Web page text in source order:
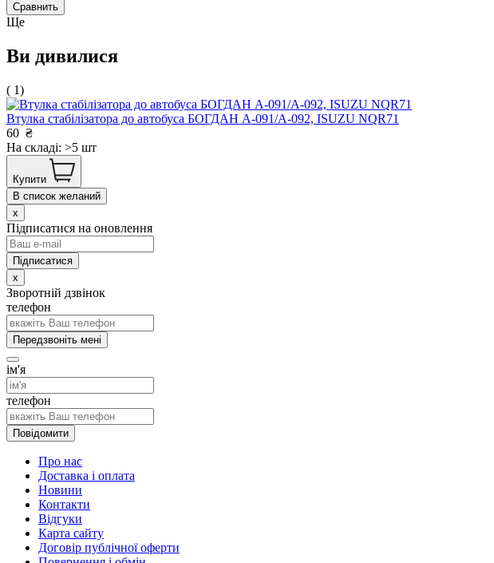
Сравнить
Ще
Ви дивилися
( 1)
Втулка стабілізатора до автобуса БОГДАН А-091/А-092, ISUZU NQR71
60 ₴
На складі: >5 шт
Купити
В список желаний
x
Підписатися на оновлення
x
Зворотній дзвінок
телефон
Передзвоніть мені
ім'я
телефон
Повідомити
Про нас
Доставка і оплата
Новини
Контакти
Відгуки
Карта сайту
Договір публічної оферти